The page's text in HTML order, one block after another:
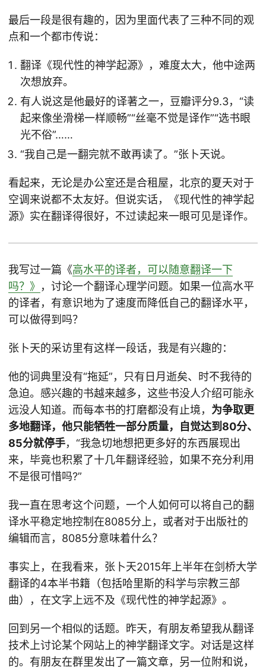
最后一段是很有趣的，因为里面代表了三种不同的观
点和一个都市传说：
翻译《现代性的神学起源》，难度太大，他中途两
次想放弃。
有人说这是他最好的译著之一，豆瓣评分9.3，“读
起来像坐滑梯一样顺畅”“丝毫不觉是译作”“选书眼
光不俗”……
“我自己是一翻完就不敢再读了。”张卜天说。
看起来，无论是办公室还是合租屋，北京的夏天对于
空调来说都不太友好。但说实话，《现代性的神学起
源》实在翻译得很好，不过读起来一眼可见是译作。
我写过一篇《高水平的译者，可以随意翻译一下
吗？》 ，讨论一个翻译心理学问题。如果一位高水平
的译者，有意识地为了速度而降低自己的翻译水平，
可以做得到吗？
张卜天的采访里有这样一段话，我是有兴趣的：
他的词典里没有“拖延”，只有日月逝矣、时不我待的
急迫。感兴趣的书越来越多，这些书没人介绍可能永
远没人知道。而每本书的打磨都没有止境， 为争取更
多地翻译，他只能牺牲一部分质量，自觉达到80分、
85分就停手，“我急切地想把更多好的东西展现出
来，毕竟也积累了十几年翻译经验，如果不充分利用
不是很可惜吗?”
我一直在思考这个问题，一个人如何可以将自己的翻
译水平稳定地控制在8085分上，或者对于出版社的
编辑而言，8085分意味着什么？
事实上，在我看来，张卜天2015年上半年在剑桥大学
翻译的4本半书籍（包括哈里斯的科学与宗教三部
曲），在文字上远不及《现代性的神学起源》。
回到另一个相似的话题。昨天，有朋友希望我从翻译
技术上讨论某个网站上的神学翻译文字。对话是这样
的。有朋友在群里发出了一篇文章，另一位附和说，